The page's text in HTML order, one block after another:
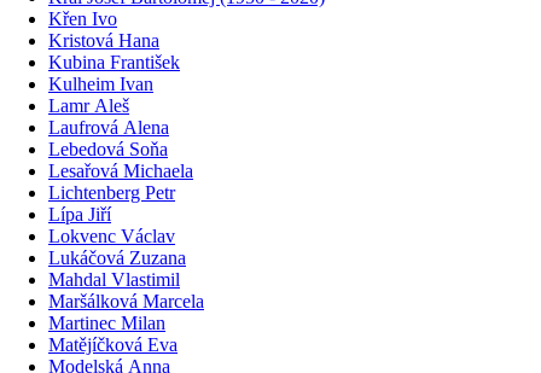
Křen Ivo
Kristová Hana
Kubina František
Kulheim Ivan
Lamr Aleš
Laufrová Alena
Lebedová Soňa
Lesařová Michaela
Lichtenberg Petr
Lípa Jiří
Lokvenc Václav
Lukáčová Zuzana
Mahdal Vlastimil
Maršálková Marcela
Martinec Milan
Matějíčková Eva
Modelská Anna